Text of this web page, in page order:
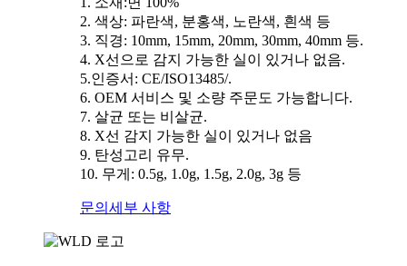
2. 색상: 파란색, 분홍색, 노란색, 흰색 등
3. 직경: 10mm, 15mm, 20mm, 30mm, 40mm 등.
4. X선으로 감지 가능한 실이 있거나 없음.
5.인증서: CE/ISO13485/.
6. OEM 서비스 및 소량 주문도 가능합니다.
7. 살균 또는 비살균.
8. X선 감지 가능한 실이 있거나 없음
9. 탄성고리 유무.
10. 무게: 0.5g, 1.0g, 1.5g, 2.0g, 3g 등
문의 세부 사항